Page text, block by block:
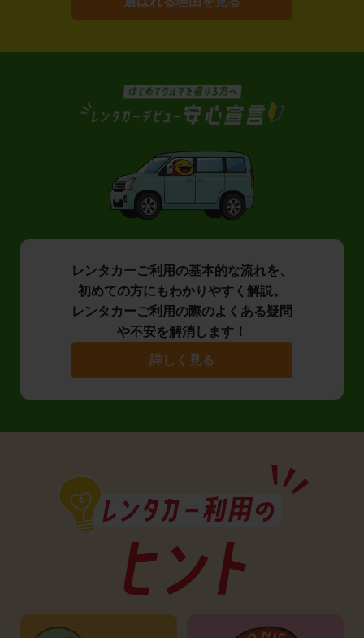
レンタカーご利用の基本的な流れを、
初めての方にもわかりやすく解説。
レンタカーご利用の際のよくある疑問
や不安を解消します！
詳しく見る